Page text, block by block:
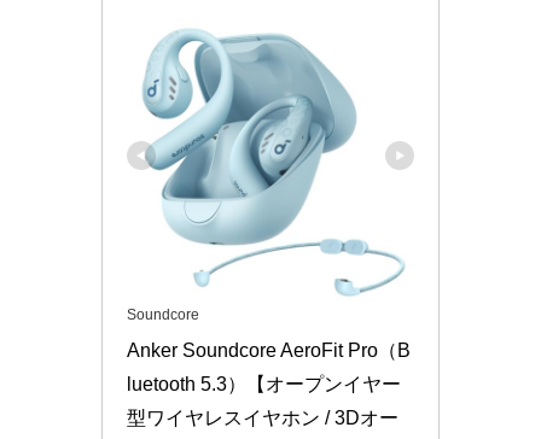
Soundcore
Anker Soundcore AeroFit Pro（B
luetooth 5.3）【オープンイヤー
型ワイヤレスイヤホン / 3Dオー